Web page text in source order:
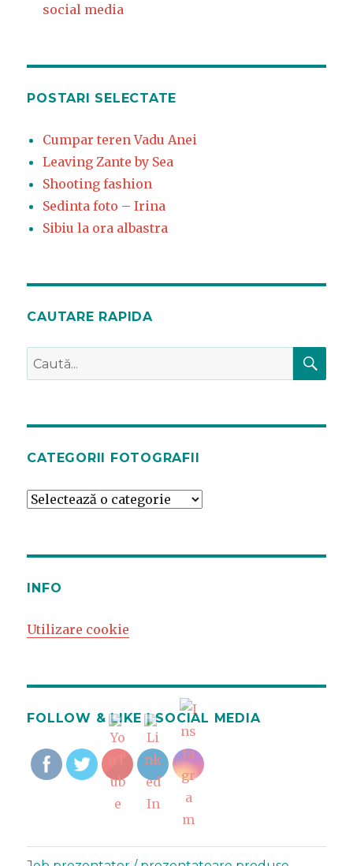
social media
POSTARI SELECTATE
Cumpar teren Vadu Anei
Leaving Zante by Sea
Shooting fashion
Sedinta foto – Irina
Sibiu la ora albastra
CAUTARE RAPIDA
Caută
după:
CATEGORII FOTOGRAFII
Categorii
INFO
Utilizare cookie
FOLLOW & LIKE | SOCIAL MEDIA